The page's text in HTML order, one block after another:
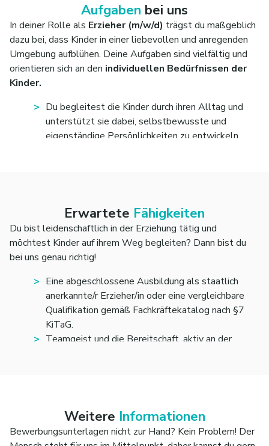
Aufgaben bei uns
In deiner Rolle als Erzieher (m/w/d) trägst du maßgeblich
dazu bei, dass Kinder in einer liebevollen und anregenden
Umgebung aufblühen. Deine Aufgaben sind vielfältig und
orientieren sich an den individuellen Bedürfnissen der
Kinder.
Du begleitest die Kinder durch ihren Alltag und
unterstützt sie dabei, selbstbewusste und
eigenständige Persönlichkeiten zu entwickeln.
und Lernprozesse anstoßen und förderst die
Entwicklung der Kinder.
Du übernimmst eigenverantwortlich Aufgaben
innerhalb der Kita und arbeitest eng mit den Eltern
zusammen, um eine vertrauensvolle Partnerschaft
aufzubauen.
Deine Tätigkeit bietet dir die Möglichkeit, die Entwicklung
der Kinder aktiv zu begleiten und gemeinsam mit deinem
Team das pädagogische Konzept weiterzuentwickeln.
Erwartete Fähigkeiten
Du bist leidenschaftlich in der Erziehung tätig und
möchtest Kinder auf ihrem Weg begleiten? Dann bist du
bei uns genau richtig!
Eine abgeschlossene Ausbildung als staatlich
anerkannte/r Erzieher/in oder eine vergleichbare
Qualifikation gemäß Fachkräftekatalog nach §7
KiTaG.
Teamgeist und die Bereitschaft, aktiv an der
Der Wille, als Gestalter/in die Zukunft der Kinder
zu fördern und zu begleiten.
Weitere Informationen
Bewerbungsunterlagen nicht zur Hand? Kein Problem! Der